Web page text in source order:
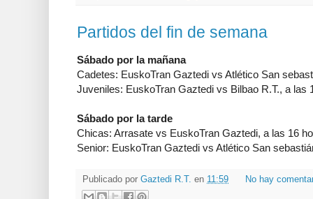
Partidos del fin de semana
Sábado por la mañana
Cadetes: EuskoTran Gaztedi vs Atlético San
Juveniles: EuskoTran Gaztedi vs Bilbao R.T., a las
Sábado por la tarde
Chicas: Arrasate vs EuskoTran Gaztedi, a las 16
Senior: EuskoTran Gaztedi vs Atlético San
Publicado por Gaztedi R.T. en 11:59 No hay